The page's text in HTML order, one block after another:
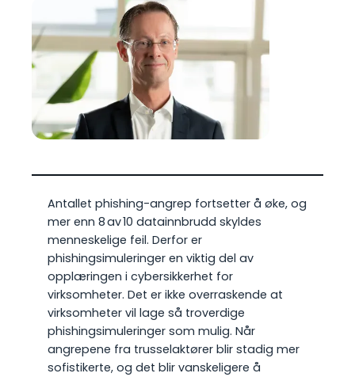
Antallet phishing-angrep fortsetter å øke, og
mer enn 8 av 10 datainnbrudd skyldes
menneskelige feil. Derfor er
phishingsimuleringer en viktig del av
opplæringen i cybersikkerhet for
virksomheter. Det er ikke overraskende at
virksomheter vil lage så troverdige
phishingsimuleringer som mulig. Når
angrepene fra trusselaktører blir stadig mer
sofistikerte, og det blir vanskeligere å